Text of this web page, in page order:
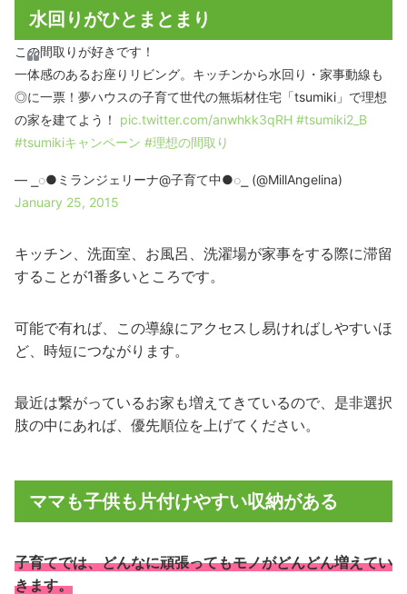
水回りがひとまとまり
この間取りが好きです！
一体感のあるお座りリビング。キッチンから水回り・家事動線も
◎に一票！夢ハウスの子育て世代の無垢材住宅「tsumiki」で理想
の家を建てよう！ pic.twitter.com/anwhkk3qRH #tsumiki2_B
#tsumikiキャンペーン #理想の間取り
— ⎯◌●ミランジェリーナ@子育て中●◌⎯ (@MillAngelina)
January 25, 2015
キッチン、洗面室、お風呂、洗濯場が家事をする際に滞留
することが1番多いところです。
可能で有れば、この導線にアクセスし易ければしやすいほ
ど、時短につながります。
最近は繋がっているお家も増えてきているので、是非選択
肢の中にあれば、優先順位を上げてください。
ママも子供も片付けやすい収納がある
子育てでは、どんなに頑張ってもモノがどんどん増えてい
きます。